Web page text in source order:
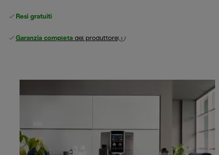
Resi gratuiti
Garanzia completa del produttore